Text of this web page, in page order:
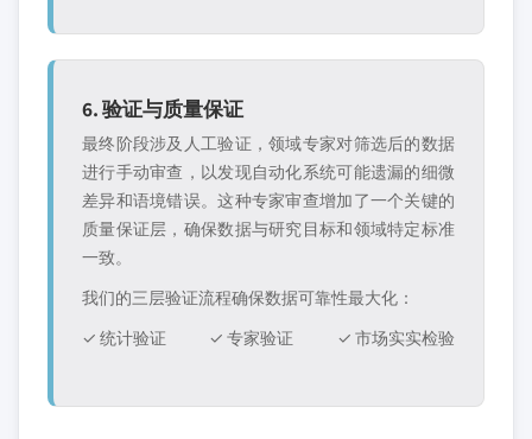
6. 验证与质量保证
最终阶段涉及人工验证，领域专家对筛选后的数据
进行手动审查，以发现自动化系统可能遗漏的细微
差异和语境错误。这种专家审查增加了一个关键的
质量保证层，确保数据与研究目标和领域特定标准
一致。
我们的三层验证流程确保数据可靠性最大化：
✓ 统计验证
✓ 专家验证 ✓ 市场实实检验